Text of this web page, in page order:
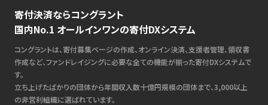
寄付決済ならコングラント
国内No.1 オールインワンの寄付DXシステム
コングラントは、寄付募集ページの作成、オンライン決済、支援者管理、領収書
作成など、ファンドレイジングに必要な全ての機能が揃った寄付DXシステムで
す。
立ち上げたばかりの団体から年間収入数十億円規模の団体まで、3,000以上
の非営利組織に選ばれています。